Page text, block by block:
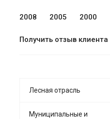
2008 2005 2000
Получить отзыв клиента
Лесная отрасль
Муниципальные и